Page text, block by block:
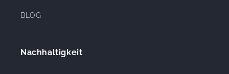
BLOG
Nachhaltigkeit